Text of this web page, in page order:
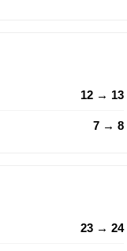
12 → 13
7 → 8
23 → 24